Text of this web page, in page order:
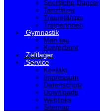
Sportliche Dancer
Tanzflitzer
Traumtänzer
Trainerinnen
Gymnastik
Man tau
Kunterbunt
Zeltlager
Service
Kontakt
Impressum
Datenschutz
Downloads
Weblinks
Sitemap